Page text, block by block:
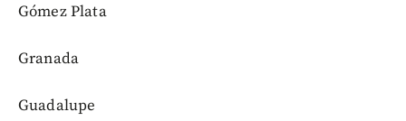
Gómez Plata
Granada
Guadalupe